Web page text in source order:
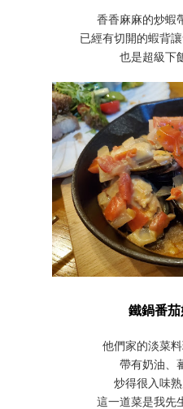
香香麻麻的炒蝦
已經有切開的蝦背
也是超級下
鐵鍋番
他們家的淡菜
帶有奶油、
炒得很入味
這一道菜是我先